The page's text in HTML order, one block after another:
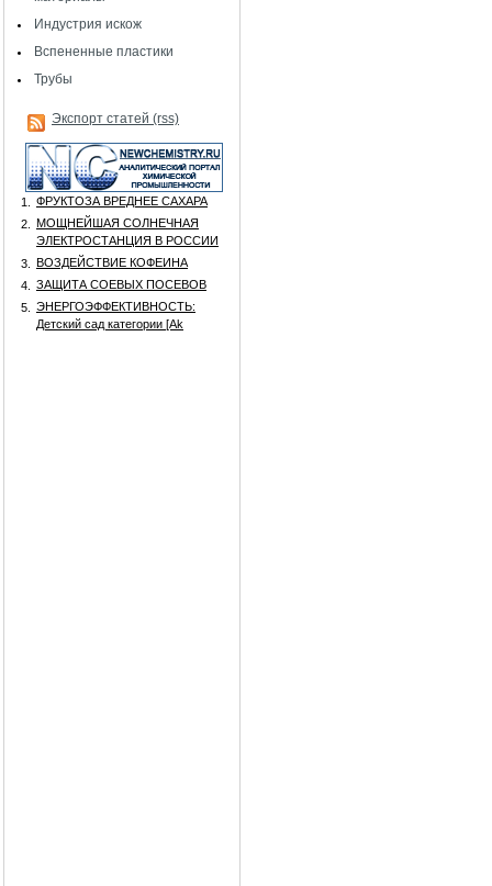
Индустрия искож
Вспененные пластики
Трубы
Экспорт статей (rss)
1.
ФРУКТОЗА ВРЕДНЕЕ САХАРА
2.
МОЩНЕЙШАЯ СОЛНЕЧНАЯ
ЭЛЕКТРОСТАНЦИЯ В РОССИИ
3.
ВОЗДЕЙСТВИЕ КОФЕИНА
4.
ЗАЩИТА СОЕВЫХ ПОСЕВОВ
5.
ЭНЕРГОЭФФЕКТИВНОСТЬ:
Детский сад категории [Аk